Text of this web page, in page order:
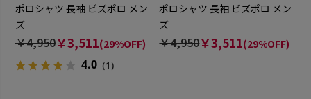
ポロシャツ 長袖 ビズポロ メン
ズ
￥4,950￥3,511(29%OFF)
4.0（1）
ポロシャツ 長袖 ビズポロ メン
ズ
￥4,950￥3,511(29%OFF)